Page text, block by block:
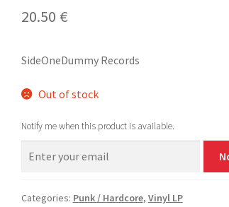
20.50 €
SideOneDummy Records
Out of stock
Notify me when this product is available.
Categories: Punk / Hardcore, Vinyl LP